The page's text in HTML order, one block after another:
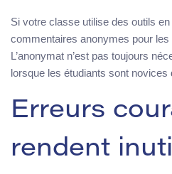
Si votre classe utilise des outils
commentaires anonymes pour
L’anonymat n’est pas toujours
lorsque les étudiants sont
Erreurs
rendent